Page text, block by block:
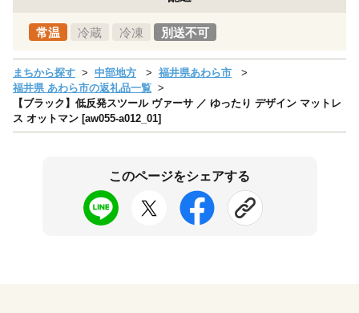
常温 冷蔵 冷凍 別送不可
まちから探す 中部地方
福井県あわら市
福井県 あわら市の返礼品一覧
【ブラック】低反発スツール ヴァーサ ／ ゆったり デザイン マットレ
ス オットマン [aw055-a012_01]
このページをシェアする